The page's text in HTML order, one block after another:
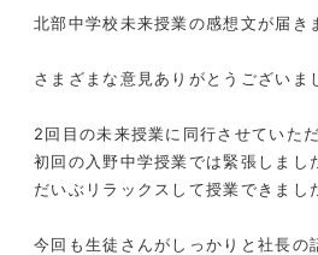
北部中学校未来授業の感想文が届き
さまざまな意見ありがとうございま
2回目の未来授業に同行させていた
初回の入野中学授業では緊張しまし
だいぶリラックスして授業できまし
今回も生徒さんがしっかりと社長の